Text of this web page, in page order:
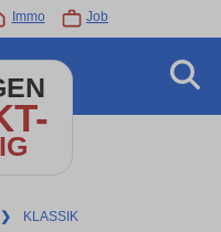
Immo Job
❯ KLASSIK